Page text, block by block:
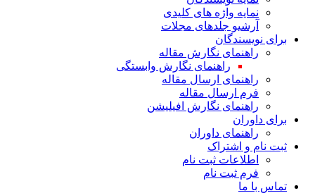
نمایه واژه های کلیدی
آرشیو جلدهای مجلات
برای نویسندگان
راهنمای نگارش مقاله
راهنمای نگارش وابستگی
راهنمای ارسال مقاله
فرم ارسال مقاله
راهنمای نگارش افیلیشن
برای داوران
راهنمای داوران
ثبت نام و اشتراک
اطلاعات ثبت نام
فرم ثبت نام
تماس با ما